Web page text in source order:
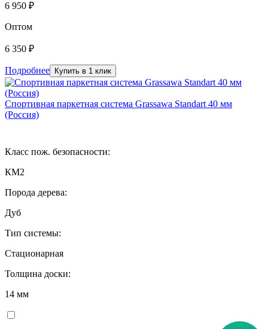
6 950 ₽
Оптом
6 350 ₽
Подробнее Купить в 1 клик
Спортивная паркетная система Grassawa Standart 40 мм
(Россия)
Класс пож. безопасности:
КМ2
Порода дерева:
Дуб
Тип системы:
Стационарная
Толщина доски:
14 мм